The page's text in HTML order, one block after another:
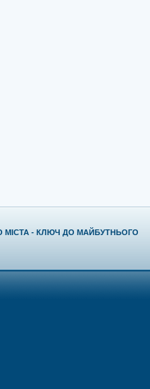
МІСТА - КЛЮЧ ДО МАЙБУТНЬОГО